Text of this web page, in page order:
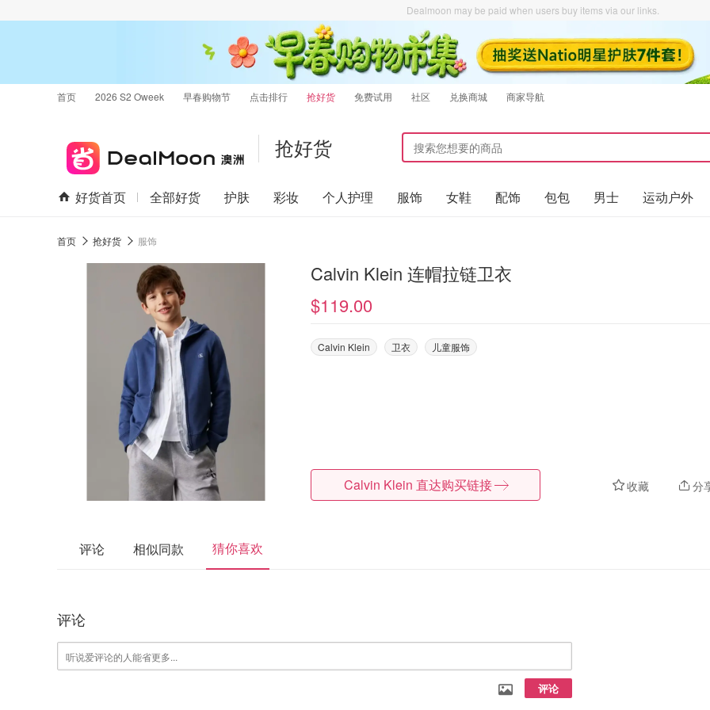
Dealmoon may be paid when users buy items via our links.
首页 2026 S2 Oweek 早春购物节 点击排行 抢好货 免费试用 社区 兑换商城 商家导航
抢好货
好货首页 全部好货 护肤 彩妆 个人护理 服饰 女鞋 配饰 包包 男士 运动户外
首页 抢好货 服饰
Calvin Klein 连帽拉链卫衣
$119.00
Calvin Klein 卫衣 儿童服饰
收藏 分
Calvin Klein 直达购买链接
评论 相似同款 猜你喜欢
评论
评论